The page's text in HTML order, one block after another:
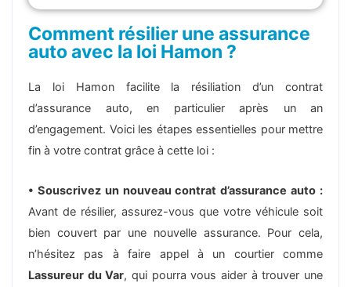
Comment résilier une assurance
auto avec la loi Hamon ?
La loi Hamon facilite la résiliation d’un contrat
d’assurance auto, en particulier après un an
d’engagement. Voici les étapes essentielles pour mettre
fin à votre contrat grâce à cette loi :
• Souscrivez un nouveau contrat d’assurance auto :
Avant de résilier, assurez-vous que votre véhicule soit
bien couvert par une nouvelle assurance. Pour cela,
n’hésitez pas à faire appel à un courtier comme
Lassureur du Var, qui pourra vous aider à trouver une